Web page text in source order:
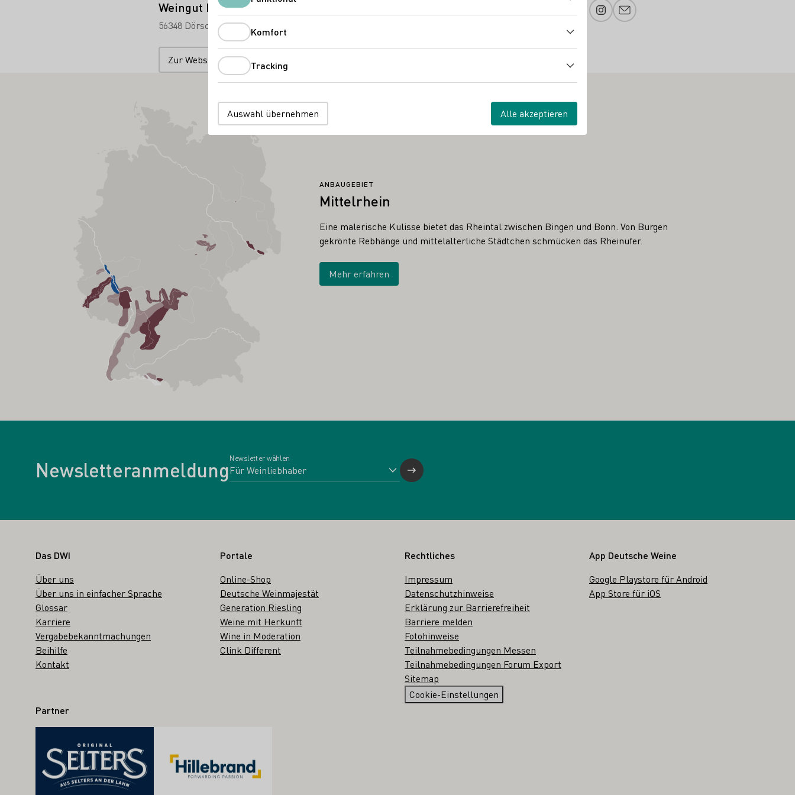
Weingut Fetz
56348 Dörscheid Am Sonnenhang 19
InstagramE-Mail-Adresse
Zur Website
ANBAUGEBIET
Mittelrhein
Eine malerische Kulisse bietet das Rheintal zwischen Bingen und Bonn. Von Burgen
gekrönte Rebhänge und mittelalterliche Städtchen schmücken das Rheinufer.
Mehr erfahren
Newsletteranmeldung
Newsletter wählen
Fußbereich
Das DWI
Über uns
Über uns in einfacher Sprache
Glossar
Karriere
Vergabebekanntmachungen
Beihilfe
Kontakt
Portale
Online-Shop
Deutsche Weinmajestät
Generation Riesling
Weine mit Herkunft
Wine in Moderation
Clink Different
Rechtliches
Impressum
Datenschutzhinweise
Erklärung zur Barrierefreiheit
Barriere melden
Fotohinweise
Teilnahmebedingungen Messen
Teilnahmebedingungen Forum Export
Sitemap
Cookie-Einstellungen
Funktional
Komfort
Tracking
Auswahl übernehmen Alle akzeptieren
App Deutsche Weine
Google Playstore für Android
App Store für iOS
Partner